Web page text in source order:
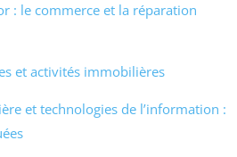
: le commerce et la réparation
et activités immobilières
et technologies de l’information :